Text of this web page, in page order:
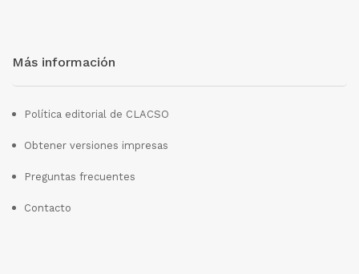
Más información
Política editorial de CLACSO
Obtener versiones impresas
Preguntas frecuentes
Contacto